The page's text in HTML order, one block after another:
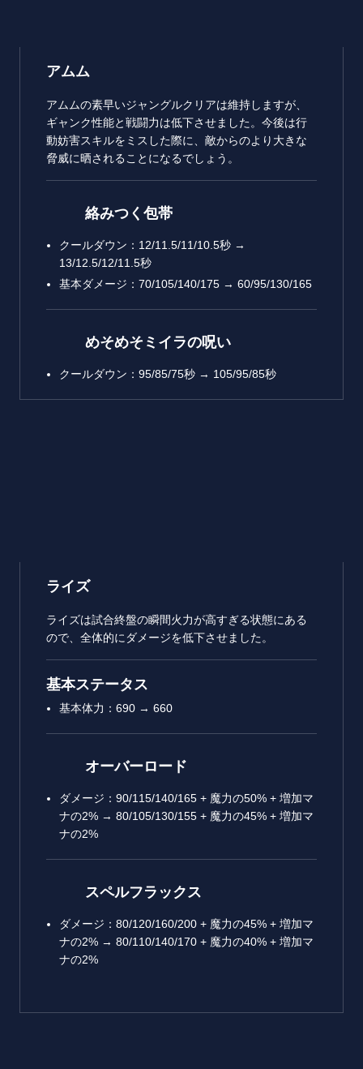
アムム
アムムの素早いジャングルクリアは維持しますが、
ギャンク性能と戦闘力は低下させました。今後は行
動妨害スキルをミスした際に、敵からのより大きな
脅威に晒されることになるでしょう。
絡みつく包帯
クールダウン：12/11.5/11/10.5秒 →
13/12.5/12/11.5秒
基本ダメージ：70/105/140/175 → 60/95/130/165
めそめそミイラの呪い
クールダウン：95/85/75秒 → 105/95/85秒
ライズ
ライズは試合終盤の瞬間火力が高すぎる状態にある
ので、全体的にダメージを低下させました。
基本ステータス
基本体力：690 → 660
オーバーロード
ダメージ：90/115/140/165 + 魔力の50% + 増加マ
ナの2% → 80/105/130/155 + 魔力の45% + 増加マ
ナの2%
スペルフラックス
ダメージ：80/120/160/200 + 魔力の45% + 増加マ
ナの2% → 80/110/140/170 + 魔力の40% + 増加マ
ナの2%